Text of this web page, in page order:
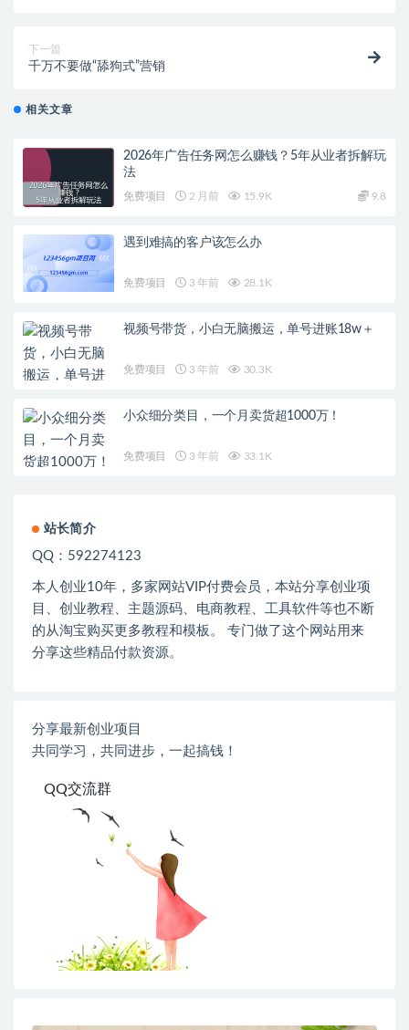
下一篇
千万不要做“舔狗式”营销
相关文章
2026年广告任务网怎么赚钱？5年从业者拆解玩
法
免费项目 2 月前 15.9K 9.8
遇到难搞的客户该怎么办
免费项目 3 年前 28.1K
视频号带货，小白无脑搬运，单号进账18w＋
免费项目 3 年前 30.3K
小众细分类目，一个月卖货超1000万！
免费项目 3 年前 33.1K
站长简介
QQ：592274123
本人创业10年，多家网站VIP付费会员，本站分享创业项
目、创业教程、主题源码、电商教程、工具软件等也不断
的从淘宝购买更多教程和模板。 专门做了这个网站用来
分享这些精品付款资源。
分享最新创业项目
共同学习，共同进步，一起搞钱！
QQ交流群